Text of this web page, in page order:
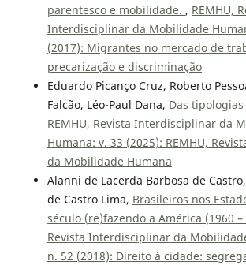
parentesco e mobilidade. , REMHU,
Interdisciplinar da Mobilidade
(2017): Migrantes no mercado de
precarização e discriminação
Eduardo Picanço Cruz, Roberto
Falcão, Léo-Paul Dana, Das tipologias
REMHU, Revista Interdisciplinar da
Humana: v. 33 (2025): REMHU,
da Mobilidade Humana
Alanni de Lacerda Barbosa de
de Castro Lima, Brasileiros nos
século (re)fazendo a América (1960 –
Revista Interdisciplinar da
n. 52 (2018): Direito à cidade: